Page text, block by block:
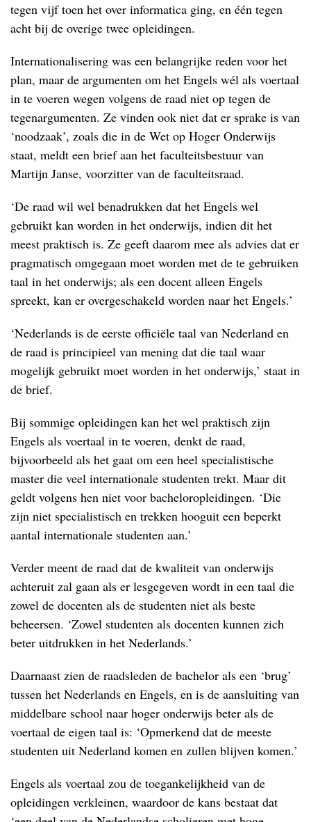
tegen vijf toen het over informatica ging, en één tegen
acht bij de overige twee opleidingen.
Internationalisering was een belangrijke reden voor het
plan, maar de argumenten om het Engels wél als voertaal
in te voeren wegen volgens de raad niet op tegen de
tegenargumenten. Ze vinden ook niet dat er sprake is van
‘noodzaak’, zoals die in de Wet op Hoger Onderwijs
staat, meldt een brief aan het faculteitsbestuur van
Martijn Janse, voorzitter van de faculteitsraad.
‘De raad wil wel benadrukken dat het Engels wel
gebruikt kan worden in het onderwijs, indien dit het
meest praktisch is. Ze geeft daarom mee als advies dat er
pragmatisch omgegaan moet worden met de te gebruiken
taal in het onderwijs; als een docent alleen Engels
spreekt, kan er overgeschakeld worden naar het Engels.’
‘Nederlands is de eerste officiële taal van Nederland en
de raad is principieel van mening dat die taal waar
mogelijk gebruikt moet worden in het onderwijs,’ staat in
de brief.
Bij sommige opleidingen kan het wel praktisch zijn
Engels als voertaal in te voeren, denkt de raad,
bijvoorbeeld als het gaat om een heel specialistische
master die veel internationale studenten trekt. Maar dit
geldt volgens hen niet voor bacheloropleidingen. ‘Die
zijn niet specialistisch en trekken hooguit een beperkt
aantal internationale studenten aan.’
Verder meent de raad dat de kwaliteit van onderwijs
achteruit zal gaan als er lesgegeven wordt in een taal die
zowel de docenten als de studenten niet als beste
beheersen. ‘Zowel studenten als docenten kunnen zich
beter uitdrukken in het Nederlands.’
Daarnaast zien de raadsleden de bachelor als een ‘brug’
tussen het Nederlands en Engels, en is de aansluiting van
middelbare school naar hoger onderwijs beter als de
voertaal de eigen taal is: ‘Opmerkend dat de meeste
studenten uit Nederland komen en zullen blijven komen.’
Engels als voertaal zou de toegankelijkheid van de
opleidingen verkleinen, waardoor de kans bestaat dat